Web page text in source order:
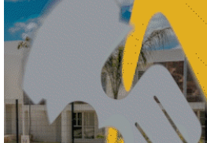
5.8 millones de personas salieron del rezago
habitacional: Sedatu